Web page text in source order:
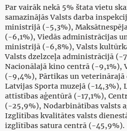
Par vairāk nekā 5% štata vietu
samazinājās Valsts darba
ministrijā (-5,3%),
(-6,1%), Viedās administrācijas
ministrijā (-6,8%), Valsts
Valsts dzelzceļa administrācijā (-
Nacionālajā kino centrā (-9,1%),
(-9,4%), Pārtikas un veterinārajā
Latvijas Sporta muzejā (-14,3%),
attīstības aģentūrā (-17,1%),
(-25,9%), Nodarbinātības valsts
Izglītības kvalitātes valsts
izglītības satura centrā (-45,9%).